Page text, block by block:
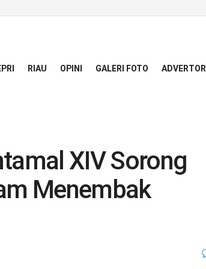
RIAU OPINI GALERI FOTO
XIV Sorong
Menembak